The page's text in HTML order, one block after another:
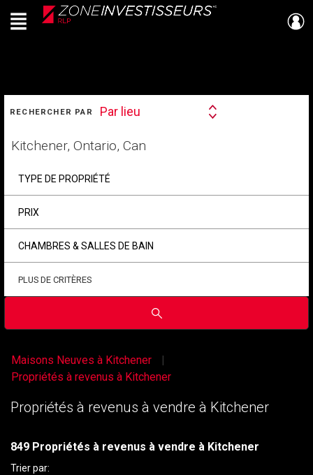
Live
En Direct
Menu
RECHERCHER PAR
Search
Par lieu
votre
TYPE DE PROPRIÉTÉ
PRIX
CHAMBRES & SALLES DE BAIN
PLUS DE CRITÈRES
Soumettre
Maisons Neuves à Kitchener
Propriétés à revenus à Kitchener
Propriétés à revenus à vendre à Kitchener
849 Propriétés à revenus à vendre à Kitchener
Trier par: